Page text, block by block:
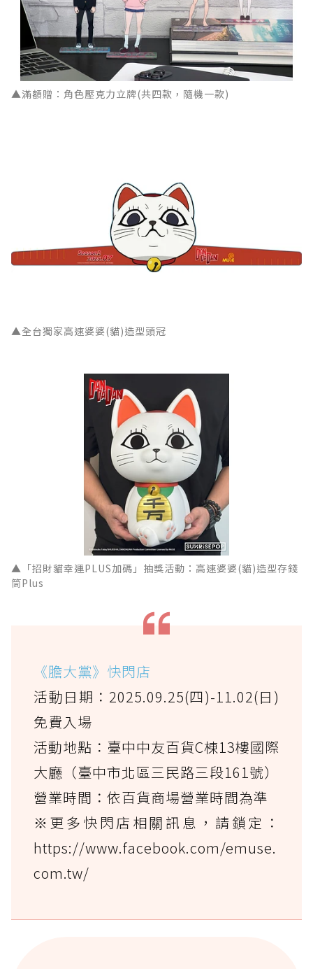
▲滿額贈：角色壓克力立牌(共四款，隨機一款)
▲全台獨家高速婆婆(貓)造型頭冠
▲「招財貓幸運PLUS加碼」抽獎活動：高速婆婆(貓)造型存錢
筒Plus
《膽大黨》快閃店
活動日期：2025.09.25(四)-11.02(日)
免費入場
活動地點：臺中中友百貨C棟13樓國際
大廳（臺中市北區三民路三段161號）
營業時間：依百貨商場營業時間為準
※更多快閃店相關訊息，請鎖定：
https://www.facebook.com/emuse.
com.tw/